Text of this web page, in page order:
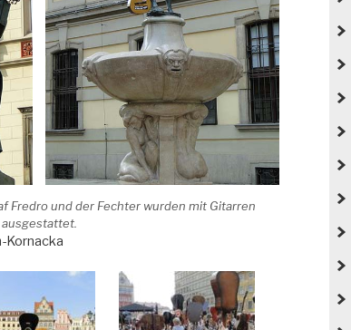
Fredro und der Fechter wurden mit Gitarren
ausgestattet.
Kornacka